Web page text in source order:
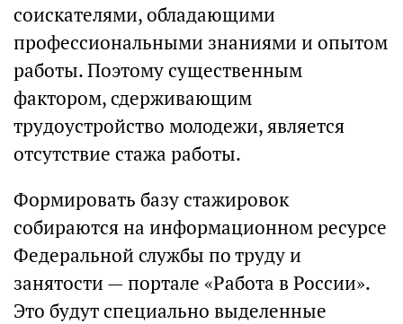
соискателями, обладающими
профессиональными знаниями и опытом
работы. Поэтому существенным
фактором, сдерживающим
трудоустройство молодежи, является
отсутствие стажа работы.
Формировать базу стажировок
собираются на информационном ресурсе
Федеральной службы по труду и
занятости — портале «Работа в России».
Это будут специально выделенные